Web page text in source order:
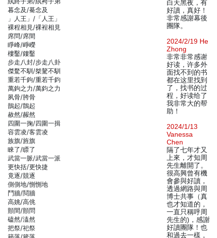
暮念及/驀念及
」人王」/「人王」
裸程相見/裸裎相見
席問/席間
睜峰/崢嶸
樓鑿/鏤鑿
步走八封/步走八卦
傑騖不馴/桀驁不馴
重若千鉤/重若千鈞
萬鉤之力/萬鈞之力
夙骨/胯骨
鵲起/鶻起
赦然/赧然
四圍一掬/四圍一揖
容雲凌/客雲凌
族旗/旌旗
睞了/瞟了
武當一脈/武當一派
更快括/更快捷
竟逐/競逐
側側地/惻惻地
鬥牆/鬩牆
高姚/高佻
顫間/顫問
磕然/溘然
把祭/祀祭
白天黑夜，有
好讀，真好！
非常感謝幕後
團隊。
2024/2/19 He
Zhong
非常非常感谢
好读，许多外
面找不到的书
都在这里找到
了，找书的过
程，好读给了
我非常大的帮
助！
2024/1/13
Vanessa
Chen
隔了七年才又
上來，才知周
先生離開了。
很高興曾有機
會參與好讀，
透過網路與周
博士共事（真
也才知道的，
一直只稱呼周
先生的)，感謝
好讀團隊！也
和過去一樣，